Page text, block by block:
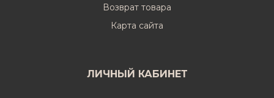
Возврат товара
Карта сайта
ЛИЧНЫЙ КАБИНЕТ